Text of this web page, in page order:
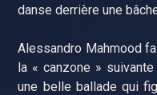
danse derrière une
Alessandro Mahmood
la « canzone »
une belle ballade qui